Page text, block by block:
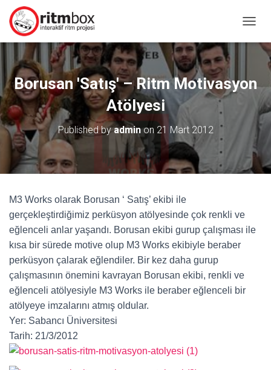
Borusan 'Satış' – Ritm Motivasyon
Atölyesi
Published byadminon 21 Mart 2012
M3 Works olarak Borusan ‘ Satış’ ekibi ile
gerçekleştirdiğimiz perküsyon atölyesinde çok renkli ve
eğlenceli anlar yaşandı. Borusan ekibi gurup çalışması ile
kısa bir sürede motive olup M3 Works ekibiyle beraber
perküsyon çalarak eğlendiler. Bir kez daha gurup
çalışmasının önemini kavrayan Borusan ekibi, renkli ve
eğlenceli atölyesiyle M3 Works ile beraber eğlenceli bir
atölyeye imzalarını atmış oldular.
Yer: Sabancı Üniversitesi
Tarih: 21/3/2012